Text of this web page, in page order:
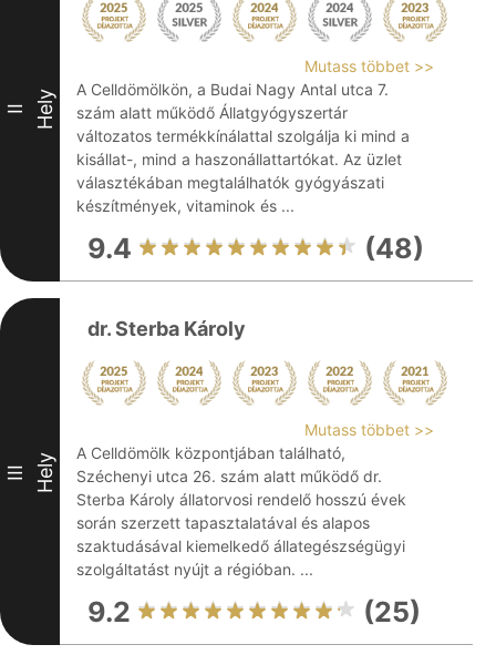
II Hely
Mutass többet >>
A Celldömölkön, a Budai Nagy Antal utca 7.
szám alatt működő Állatgyógyszertár
változatos termékkínálattal szolgálja ki mind a
kisállat-, mind a haszonállattartókat. Az üzlet
választékában megtalálhatók gyógyászati
készítmények, vitaminok és ...
9.4 (48)
III Hely
dr. Sterba Károly
Mutass többet >>
A Celldömölk központjában található,
Széchenyi utca 26. szám alatt működő dr.
Sterba Károly állatorvosi rendelő hosszú évek
során szerzett tapasztalatával és alapos
szaktudásával kiemelkedő állategészségügyi
szolgáltatást nyújt a régióban. ...
9.2 (25)